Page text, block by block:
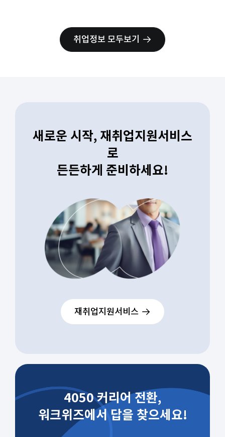
취업정보 모두보기
새로운 시작, 재취업지원서비스
로
든든하게 준비하세요!
재취업지원서비스
4050 커리어 전환,
워크위즈에서 답을 찾으세요!